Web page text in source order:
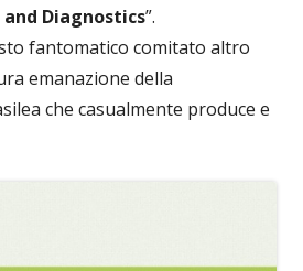
Diagnostics”.
fantomatico comitato altro
emanazione della
che casualmente produce e